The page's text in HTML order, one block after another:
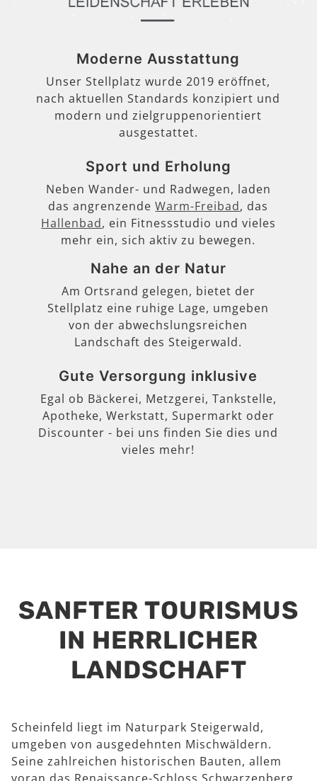
Moderne Ausstattung
Unser Stellplatz wurde 2019 eröffnet,
nach aktuellen Standards konzipiert und
modern und zielgruppenorientiert
ausgestattet.
Sport und Erholung
Neben Wander- und Radwegen, laden
das angrenzendeWarm-Freibad, das
Hallenbad, ein Fitnessstudio und vieles
mehr ein, sich aktiv zu bewegen.
Nahe an der Natur
Am Ortsrand gelegen, bietet der
Stellplatz eine ruhige Lage, umgeben
von der abwechslungsreichen
Landschaft des Steigerwald.
Gute Versorgung inklusive
Egal ob Bäckerei, Metzgerei, Tankstelle,
Apotheke, Werkstatt, Supermarkt oder
Discounter - bei uns finden Sie dies und
vieles mehr!
SANFTER TOURISMUS
IN HERRLICHER
LANDSCHAFT
Scheinfeld liegt im Naturpark Steigerwald,
umgeben von ausgedehnten Mischwäldern.
Seine zahlreichen historischen Bauten, allem